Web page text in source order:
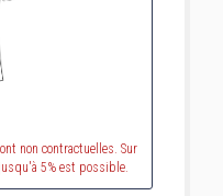
non contractuelles. Sur
5% est possible.